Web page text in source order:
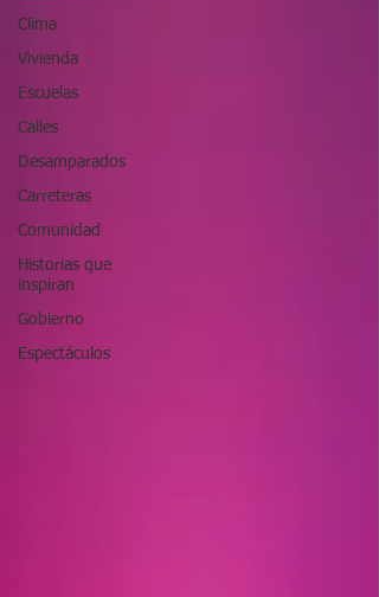
Clima
Vivienda
Escuelas
Calles
Desamparados
Carreteras
Comunidad
Historias que
inspiran
Gobierno
Espectáculos